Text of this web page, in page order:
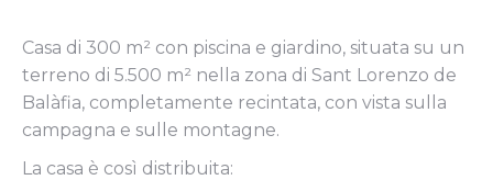
Casa di 300 m² con piscina e giardino, situata su un
terreno di 5.500 m² nella zona di Sant Lorenzo de
Balàfia, completamente recintata, con vista sulla
campagna e sulle montagne.
La casa è così distribuita: